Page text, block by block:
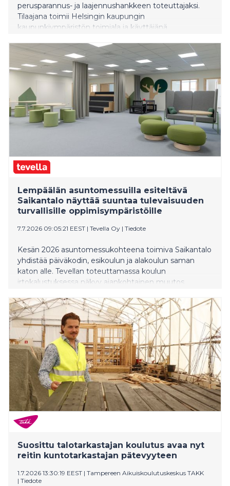
perusparannus- ja laajennushankkeen toteuttajaksi.
Tilaajana toimii Helsingin kaupungin
kaupunkiympäristön toimiala ja käyttäjänä
toteutetaan yhteistoiminnallisena
projektinjohtourakkana. Rakentamisvaihe käynnistyy
kesällä 2026, ja kohde valmistuu kesällä 2028.
Urakkasumma on noin 18 miljoonaa euroa.
Lempäälän asuntomessuilla esiteltävä
Saikantalo näyttää suuntaa tulevaisuuden
turvallisille oppimisympäristöille
7.7.2026 09:05:21 EEST | Tevella Oy | Tiedote
Kesän 2026 asuntomessukohteena toimiva Saikantalo
yhdistää päiväkodin, esikoulun ja alakoulun saman
katon alle. Tevellan toteuttamassa koulun
irtokalustuksessa näkyy ajankohtainen muutos
tukevan paitsi oppimista, myös lasten psyykkistä
turvallisuutta, rauhoittumista, liikkumista ja
yhteisöllisyyttä.
Suosittu talotarkastajan koulutus avaa nyt
reitin kuntotarkastajan pätevyyteen
1.7.2026 13:30:19 EEST | Tampereen Aikuiskoulutuskeskus TAKK
| Tiedote